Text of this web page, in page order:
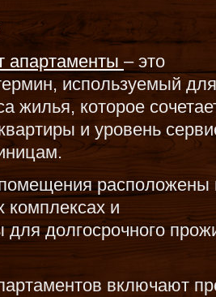
апартаменты – это
используемый для
жилья, которое
и уровень
расположены
и
долгосрочного
включают